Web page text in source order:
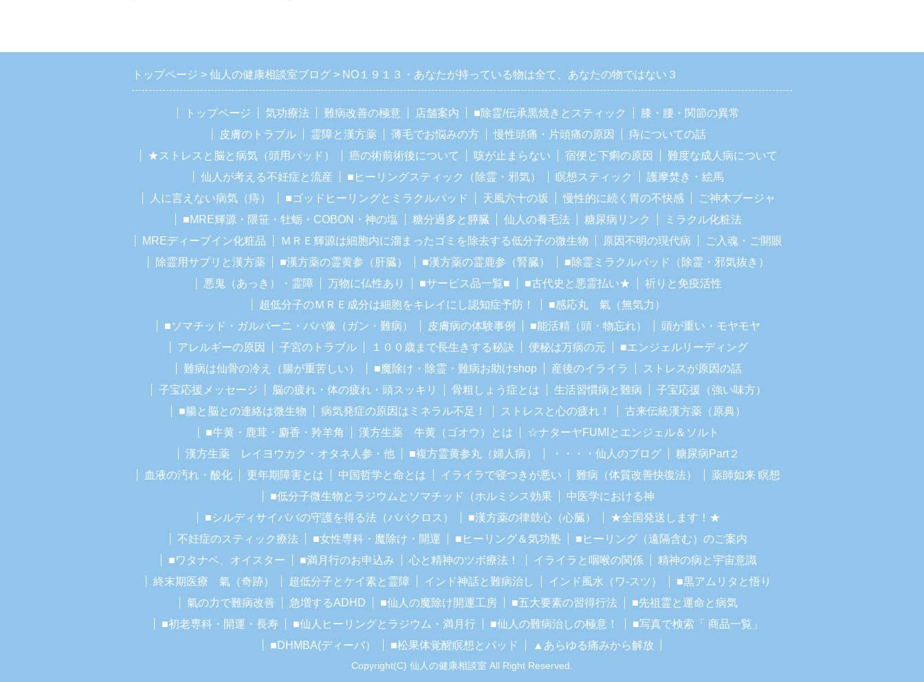
トップページ 仙人の健康相談室ブログ NO１９１３・あなたが持っている物は全て、あなたの物ではない３
トップページ 気功療法 難病改善の極意 店舗案内 ■除霊/伝承黒焼きとスティック
膝・腰・関節の異常
皮膚のトラブル
霊障と漢方薬 薄毛でお悩みの方 慢性頭痛・片頭痛の原因
痔についての話
★ストレスと脳と病気（頭用パッド）
癌の術前術後について 咳が止まらない 宿便と下痢の原因
難度な成人病について
仙人が考える不妊症と流産
■ヒーリングスティック（除霊・邪気） 瞑想スティック
護摩焚き・絵馬
人に言えない病気（痔）
■ゴッドヒーリングとミラクルパッド 天風六十の坂 慢性的に続く胃の不快感
ご神木プージャ
■MRE輝源・隈笹・牡蛎・COBON・神の塩
糖分過多と膵臓 仙人の養毛法 糖尿病リンク
ミラクル化粧法
MREディープイン化粧品
ＭＲＥ輝源は細胞内に溜まったゴミを除去する低分子の微生物 原因不明の現代病
ご入魂・ご開眼
除霊用サプリと漢方薬
■漢方薬の霊黄参（肝臓） ■漢方薬の霊鹿参（腎臓）
■除霊ミラクルパッド（除霊・邪気抜き）
悪鬼（あっき）・霊障
万物に仏性あり ■サービス品一覧■ ■古代史と悪霊払い★
祈りと免疫活性
超低分子のＭＲＥ成分は細胞をキレイにし認知症予防！
■感応丸 氣（無気力）
■ソマチッド・ガルバーニ・ババ像（ガン・難病）
皮膚病の体験事例 ■能活精（頭・物忘れ）
頭が重い・モヤモヤ
アレルギーの原因
子宮のトラブル １００歳まで長生きする秘訣 便秘は万病の元
■エンジェルリーディング
難病は仙骨の冷え（腸が重苦しい）
■魔除け・除霊・難病お助けshop 産後のイライラ
ストレスが原因の話
子宝応援メッセージ
脳の疲れ・体の疲れ・頭スッキリ 骨粗しょう症とは 生活習慣病と難病
子宝応援（強い味方）
■腸と脳との連絡は微生物
病気発症の原因はミネラル不足！ ストレスと心の疲れ！
古来伝統漢方薬（原典）
■牛黄・鹿茸・麝香・羚羊角
漢方生薬 牛黄（ゴオウ）とは
☆ナターヤFUMIとエンジェル＆ソルト
漢方生薬 レイヨウカク・オタネ人参・他
■複方霊黄参丸（婦人病） ・・・・仙人のブログ
糖尿病Part２
血液の汚れ・酸化
更年期障害とは 中国哲学と命とは イライラで寝つきが悪い 難病（体質改善快復法）
薬師如来 瞑想
■低分子微生物とラジウムとソマチッド（ホルミシス効果
中医学における神
■シルディサイババの守護を得る法（ババクロス）
■漢方薬の律鼓心（心臓）
★全国発送します！★
不妊症のスティック療法
■女性専科・魔除け・開運 ■ヒーリング＆気功塾
■ヒーリング（遠隔含む）のご案内
■ワタナベ、オイスター
■満月行のお申込み 心と精神のツボ療法！ イライラと咽喉の関係
精神の病と宇宙意識
終末期医療 氣（奇跡）
超低分子とケイ素と霊障 インド神話と難病治し インド風水（ワ-スツ）
■黒アムリタと悟り
氣の力で難病改善
急増するADHD ■仙人の魔除け開運工房 ■五大要素の習得行法
■先祖霊と運命と病気
■初老専科・開運・長寿
■仙人ヒーリングとラジウム・満月行 ■仙人の難病治しの極意！
■写真で検索「 商品一覧」
■DHMBA(ディーバ）
■松果体覚醒瞑想とパッド ▲あらゆる痛みから解放
Copyright(C) 仙人の健康相談室 All Right Reserved.